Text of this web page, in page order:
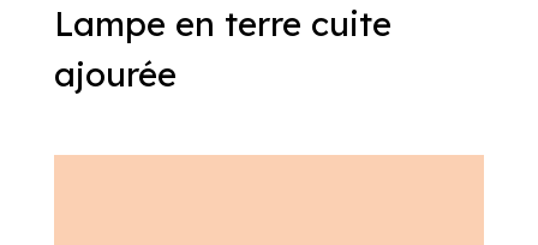
Lampe en terre cuite
ajourée